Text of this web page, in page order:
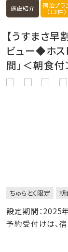
施設紹介 宿泊プラ
（13件）
【うすまさ
ビュー◆ホス
間」＜朝食付
ちゅらとく限定 朝
設定期間：2025
予約受付けは、